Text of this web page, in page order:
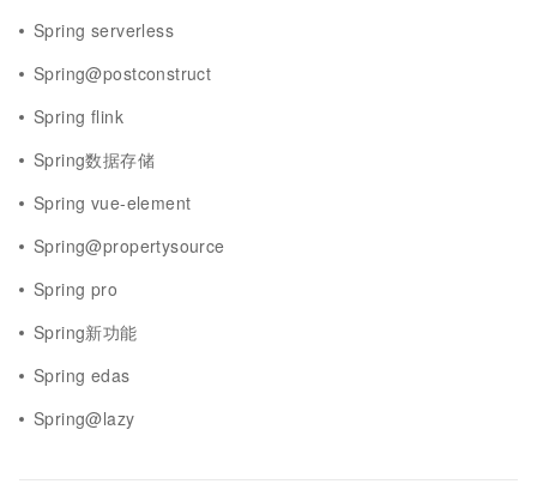
Spring serverless
Spring@postconstruct
Spring flink
Spring数据存储
Spring vue-element
Spring@propertysource
Spring pro
Spring新功能
Spring edas
Spring@lazy